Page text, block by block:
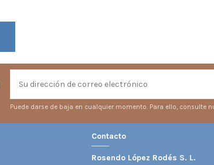
Puede darse de baja en cualquier momento. Para ello, consulte
Contacto
Rosendo López Rodés S. L.